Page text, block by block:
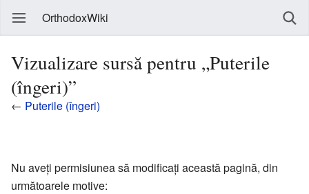
OrthodoxWiki
Vizualizare sursă pentru „Puterile
(îngeri)”
← Puterile (îngeri)
Nu aveți permisiunea să modificați această pagină, din
următoarele motive: